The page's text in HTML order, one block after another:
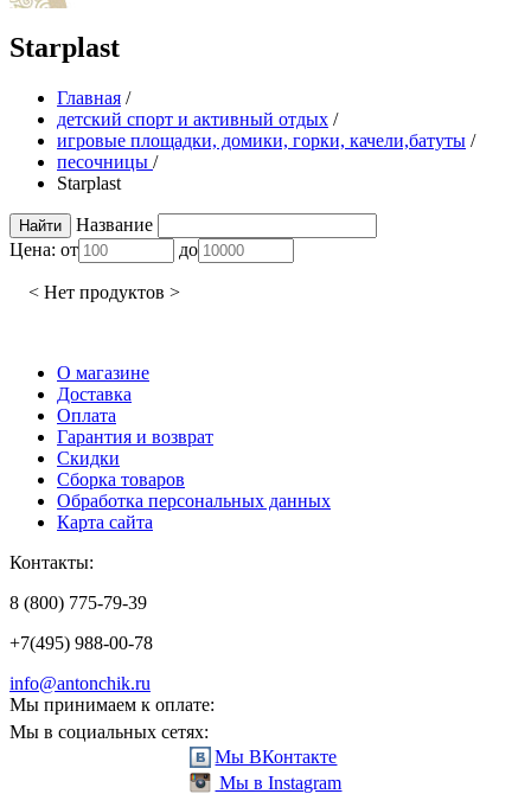
Starplast
Главная /
детский спорт и активный отдых /
игровые площадки, домики, горки, качели,батуты /
песочницы /
Starplast
Название
Цена: от до
< Нет продуктов >
О магазине
Доставка
Оплата
Гарантия и возврат
Скидки
Сборка товаров
Обработка персональных данных
Карта сайта
Контакты:
8 (800) 775-79-39
+7(495) 988-00-78
info@antonchik.ru
Мы принимаем к оплате:
Мы в социальных сетях:
Мы ВКонтакте
Мы в Instagram